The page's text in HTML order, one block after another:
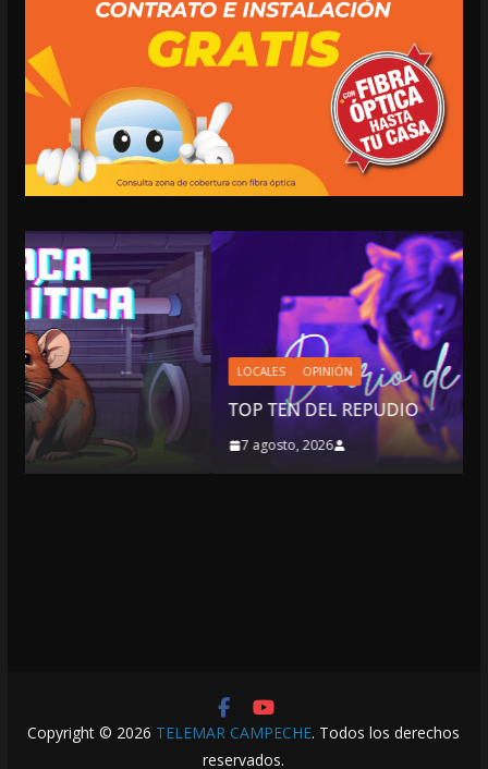
LOCALES OPINIÓN
TOP TEN DEL REPUDIO
7 agosto, 2026
Copyright © 2026 TELEMAR CAMPECHE. Todos los derechos
reservados.